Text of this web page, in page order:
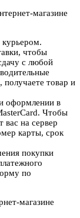
магазине
курьером.
чтобы
с любой
получаете товар и
оформлении в
Чтобы
вас на сервер
карты, срок
покупки
по
магазине